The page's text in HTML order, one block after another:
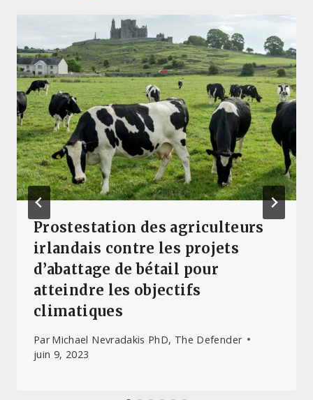
Prostestation des agriculteurs
irlandais contre les projets
d’abattage de bétail pour
atteindre les objectifs
climatiques
Par Michael Nevradakis PhD, The Defender
juin 9, 2023